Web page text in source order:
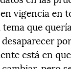
vigencia en
que
está en